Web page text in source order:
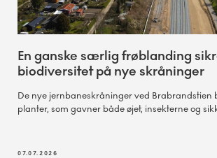
En ganske særlig frøblanding
biodiversitet på nye skråninger
De nye jernbaneskråninger ved Brabrandstien
planter, som gavner både øjet, insekterne og
07.07.2026